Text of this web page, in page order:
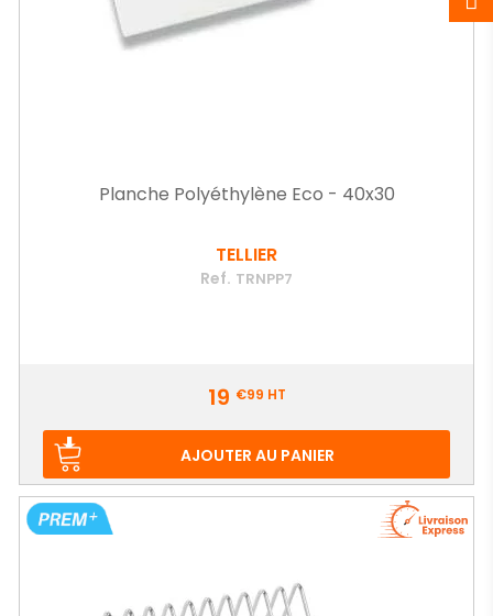
Planche Polyéthylène Eco - 40x30
TELLIER
Ref. TRNPP7
19 €99 HT
AJOUTER AU PANIER